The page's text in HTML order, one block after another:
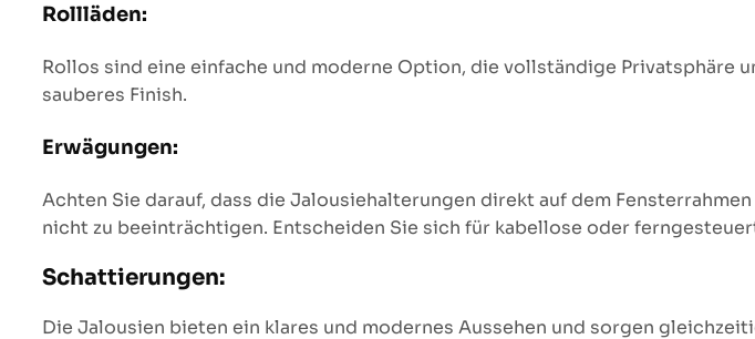
Rollläden:
Rollos sind eine einfache und moderne Option, die vollständige
sauberes Finish.
Erwägungen:
Achten Sie darauf, dass die Jalousiehalterungen direkt auf dem
nicht zu beeinträchtigen. Entscheiden Sie sich für kabellose oder
Schattierungen:
Die Jalousien bieten ein klares und modernes Aussehen und sorgen